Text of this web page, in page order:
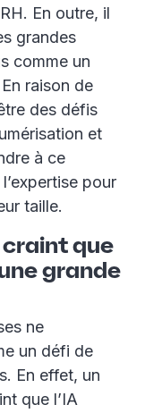
En outre, il
grandes
comme un
raison de
des défis
et
à ce
pour
taille.
craint que
grande
ne
un défi de
En effet, un
que l’IA